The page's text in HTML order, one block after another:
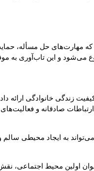
مهارت‌های حل مسأله،
می‌شود و این تاب‌آوری
زندگی خانوادگی
صادقانه و
به ایجاد محیطی سالم و
عنوان اولین محیط